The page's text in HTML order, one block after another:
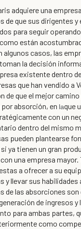
adquiere una
de que sus dirigentes y
para seguir
están
algunos casos, las
la decisión
existente dentro
que han vendido a
de que el mejor camino
absorción, en laque
con un
dentro del mismo
pueden plantearse
ya tienen un gran
una empresa mayor.
a ofrecer a su
y llevar sus habilidades
de las absorciones son
de ingresos
para ambas partes,
como